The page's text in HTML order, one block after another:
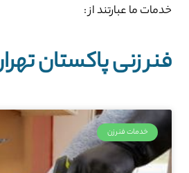
خدمات ما عبارتند از :
فنر زنی پاکستان
خدمات فنرزن